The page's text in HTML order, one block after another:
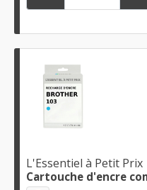
L'Essentiel à Petit Prix